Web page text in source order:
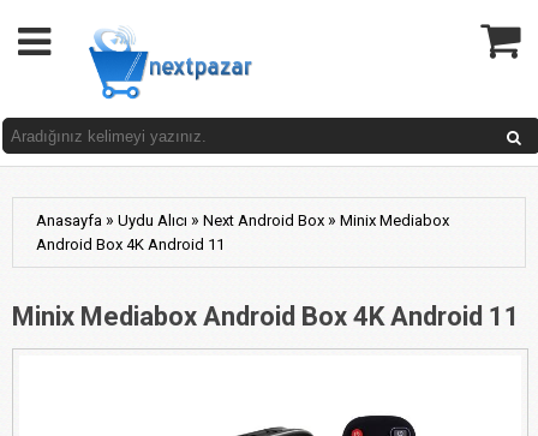
Anasayfa » Uydu Alıcı » Next Android Box » Minix Mediabox
Android Box 4K Android 11
Minix Mediabox Android Box 4K Android 11